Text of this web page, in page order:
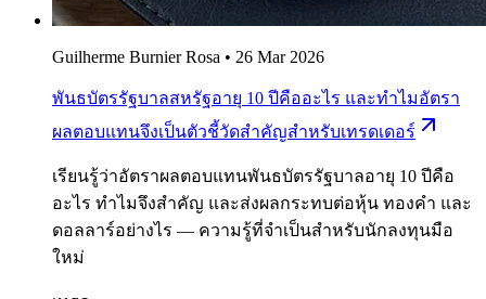
Guilherme Burnier Rosa • 26 Mar 2026
พันธบัตรรัฐบาลสหรัฐอายุ 10 ปีคืออะไร และทำไมอัตรา
ผลตอบแทนจึงเป็นตัวชี้วัดสำคัญสำหรับเทรดเดอร์
เรียนรู้ว่าอัตราผลตอบแทนพันธบัตรรัฐบาลอายุ 10 ปีคือ
อะไร ทำไมจึงสำคัญ และส่งผลกระทบต่อหุ้น ทองคำ และ
ดอลลาร์อย่างไร — ความรู้ที่จำเป็นสำหรับนักลงทุนมือ
ใหม่